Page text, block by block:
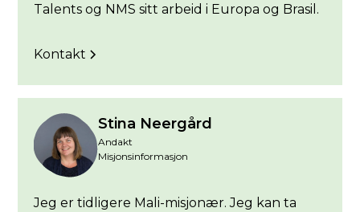
Talents og NMS sitt arbeid i Europa og Brasil.
Kontakt
Stina Neergård
Andakt
Misjonsinformasjon
Jeg er tidligere Mali-misjonær. Jeg kan ta